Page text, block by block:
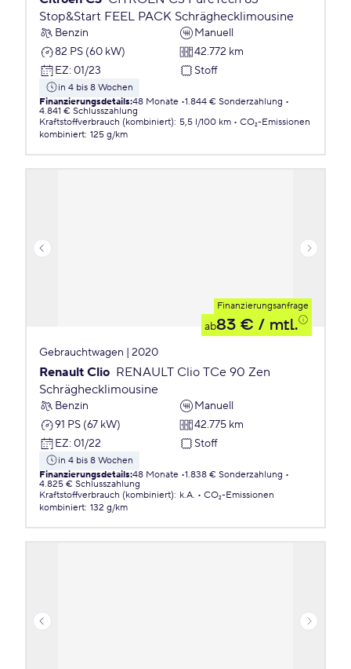
Stop&Start FEEL PACK Schräghecklimousine
Benzin
Manuell
82 PS (60 kW)
42.772 km
EZ: 01/23 Stoff
in 4 bis 8 Wochen
Finanzierungsdetails:48 Monate 1.844 € Sonderzahlung
4.841 € Schlusszahlung
Kraftstoffverbrauch (kombiniert): 5,5 l/100 km
CO₂-Emissionen
kombiniert: 125 g/km
Finanzierungsanfrage
ab83 € / mtl.
Gebrauchtwagen | 2020
Renault Clio RENAULT Clio TCe 90 Zen
Schräghecklimousine
Benzin
Manuell
91 PS (67 kW)
42.775 km
EZ: 01/22 Stoff
in 4 bis 8 Wochen
Finanzierungsdetails:48 Monate 1.838 € Sonderzahlung
4.825 € Schlusszahlung
Kraftstoffverbrauch (kombiniert): k.A.
CO₂-Emissionen
kombiniert: 132 g/km